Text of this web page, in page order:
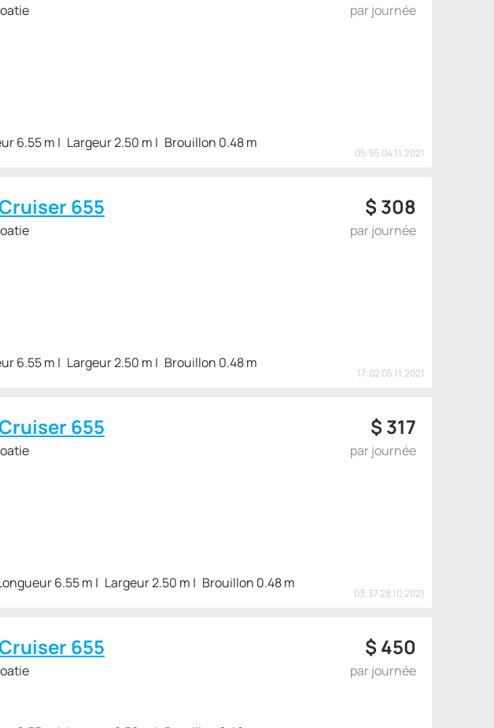
6.55 m Largeur 2.50 m Brouillon 0.48 m
par journée
05:55 04.11.2021
655
6.55 m Largeur 2.50 m Brouillon 0.48 m
$ 308
par journée
17:02 05.11.2021
655
6.55 m Largeur 2.50 m Brouillon 0.48 m
$ 317
par journée
03:37 28.10.2021
655 $ 450
par journée